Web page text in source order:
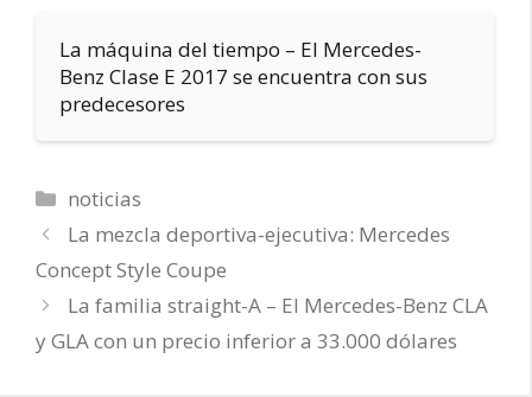
La máquina del tiempo – El Mercedes-
Benz Clase E 2017 se encuentra con sus
predecesores
Categorías
noticias
La mezcla deportiva-ejecutiva: Mercedes
Concept Style Coupe
La familia straight-A – El Mercedes-Benz CLA
y GLA con un precio inferior a 33.000 dólares